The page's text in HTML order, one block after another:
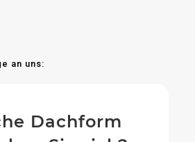
an uns:
Dachform